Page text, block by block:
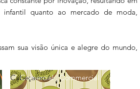
infantil quanto ao mercado de moda,
sua visão única e alegre do mundo,
Cabeçalho 6
Comercial | Commercial